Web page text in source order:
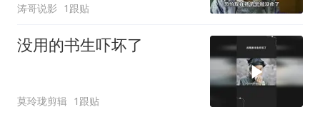
涛哥说影 1跟贴
没用的书生吓坏了
莫玲珑剪辑 1跟贴